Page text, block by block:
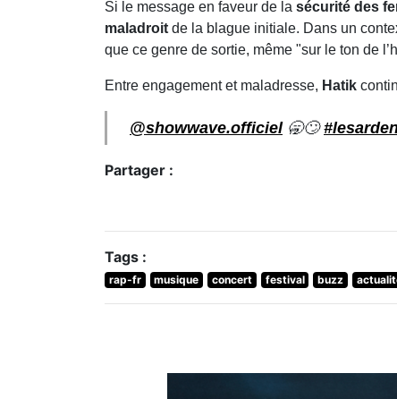
Si le message en faveur de la sécurité des
maladroit de la blague initiale. Dans un
que ce genre de sortie, même "sur le ton de
Entre engagement et maladresse, Hatik
@showwave.officiel🥱🙄
Partager :
Tags :
rap-fr musique concert festival buzz